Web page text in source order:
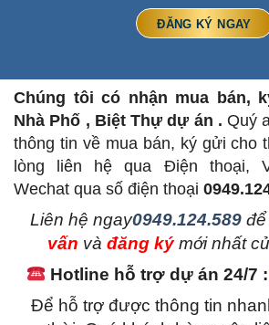
Chúng tôi có nhận mua bán,
Nhà Phố , Biệt Thự dự án . Quý
thông tin về mua bán, ký gửi cho
lòng liên hệ qua Điện thoại,
Wechat qua số điện thoại
Liên hệ ngay0949.124.589
vấn và đăng kýmới nhất
Hotline hỗ trợ dự án 24/7
Để hỗ trợ được thông tin